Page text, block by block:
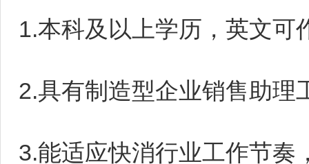
1.本科及以上学历，英文可
2.具有制造型企业销售助理
3.能适应快消行业工作节奏